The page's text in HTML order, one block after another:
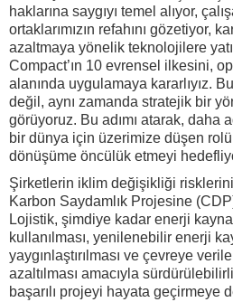
haklarına saygıyı temel alıyor,
ortaklarımızın refahını gözetiyor,
azaltmaya yönelik teknolojilere
Compact’ın 10 evrensel ilkesini,
alanında uygulamaya kararlıyız.
değil, aynı zamanda stratejik bir
görüyoruz. Bu adımı atarak, daha
bir dünya için üzerimize düşen
dönüşüme öncülük etmeyi
Şirketlerin iklim değişikliği
Karbon Saydamlık Projesine
Lojistik, şimdiye kadar enerji
kullanılması, yenilenebilir enerji
yaygınlaştırılması ve çevreye
azaltılması amacıyla
başarılı projeyi hayata geçirmeye